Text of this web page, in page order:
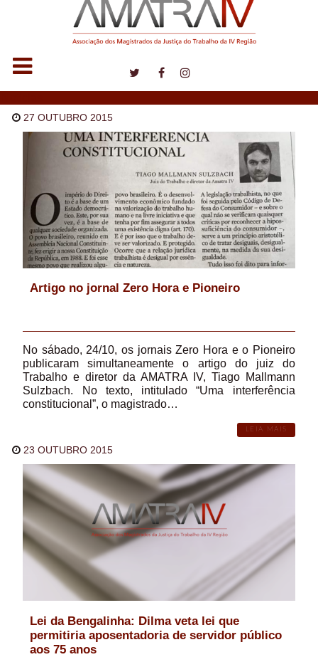
27 OUTUBRO 2015
Artigo no jornal Zero Hora e Pioneiro
No sábado, 24/10, os jornais Zero Hora e o Pioneiro
publicaram simultaneamente o artigo do juiz do
Trabalho e diretor da AMATRA IV, Tiago Mallmann
Sulzbach. No texto, intitulado “Uma interferência
constitucional”, o magistrado…
LEIA MAIS
23 OUTUBRO 2015
Lei da Bengalinha: Dilma veta lei que
permitiria aposentadoria de servidor público
aos 75 anos